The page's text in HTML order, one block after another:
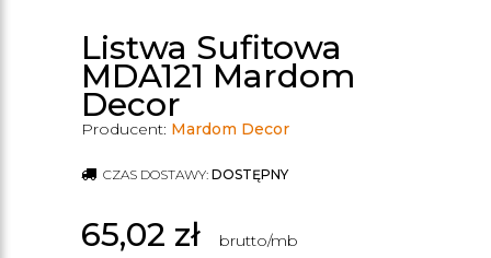
Listwa Sufitowa
MDA121 Mardom
Decor
Producent: Mardom Decor
CZAS DOSTAWY: DOSTĘPNY
65,02 zł
brutto/mb